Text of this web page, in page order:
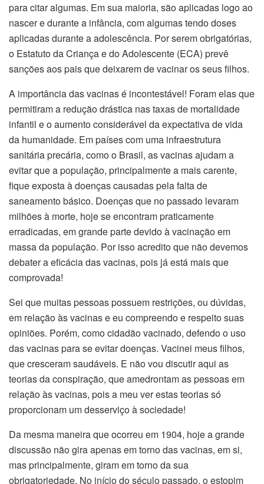
para citar algumas. Em sua maioria, são aplicadas logo ao
nascer e durante a infância, com algumas tendo doses
aplicadas durante a adolescência. Por serem obrigatórias,
o Estatuto da Criança e do Adolescente (ECA) prevê
sanções aos pais que deixarem de vacinar os seus filhos.
A importância das vacinas é incontestável! Foram elas que
permitiram a redução drástica nas taxas de mortalidade
infantil e o aumento considerável da expectativa de vida
da humanidade. Em países com uma infraestrutura
sanitária precária, como o Brasil, as vacinas ajudam a
evitar que a população, principalmente a mais carente,
fique exposta à doenças causadas pela falta de
saneamento básico. Doenças que no passado levaram
milhões à morte, hoje se encontram praticamente
erradicadas, em grande parte devido à vacinação em
massa da população. Por isso acredito que não devemos
debater a eficácia das vacinas, pois já está mais que
comprovada!
Sei que muitas pessoas possuem restrições, ou dúvidas,
em relação às vacinas e eu compreendo e respeito suas
opiniões. Porém, como cidadão vacinado, defendo o uso
das vacinas para se evitar doenças. Vacinei meus filhos,
que cresceram saudáveis. E não vou discutir aqui as
teorias da conspiração, que amedrontam as pessoas em
relação às vacinas, pois a meu ver estas teorias só
proporcionam um desserviço à sociedade!
Da mesma maneira que ocorreu em 1904, hoje a grande
discussão não gira apenas em torno das vacinas, em si,
mas principalmente, giram em torno da sua
obrigatoriedade. No início do século passado, o estopim